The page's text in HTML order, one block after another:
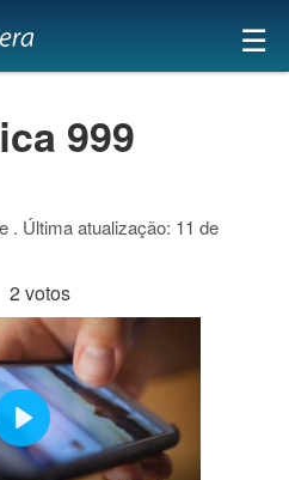
×
☰
999
. Última atualização: 11 de
2 votos
Play